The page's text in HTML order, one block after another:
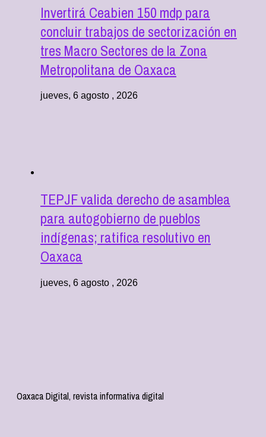
Invertirá Ceabien 150 mdp para
concluir trabajos de sectorización en
tres Macro Sectores de la Zona
Metropolitana de Oaxaca
jueves, 6 agosto , 2026
TEPJF valida derecho de asamblea
para autogobierno de pueblos
indígenas; ratifica resolutivo en
Oaxaca
jueves, 6 agosto , 2026
Oaxaca Digital, revista informativa digital